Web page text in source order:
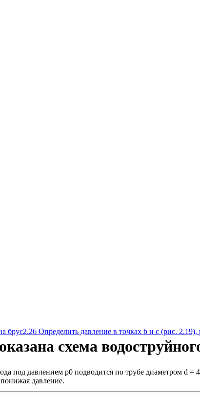
брус2.26 Определить давление в точках b и с (рис.
схема
под давлением р0 подводится по трубе диаметром d =
давление.